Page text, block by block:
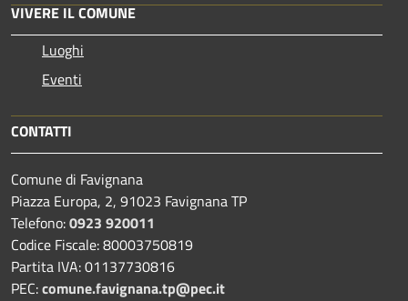
VIVERE IL COMUNE
Luoghi
Eventi
CONTATTI
Comune di Favignana
Piazza Europa, 2, 91023 Favignana TP
Telefono:0923 920011
Codice Fiscale: 80003750819
Partita IVA: 01137730816
PEC:comune.favignana.tp@pec.it